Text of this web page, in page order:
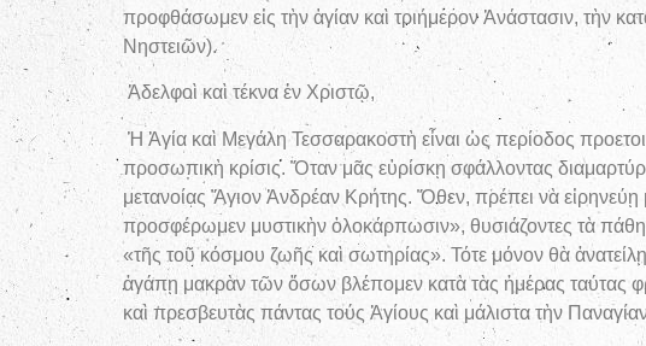
προφθάσωμεν εἰς τὴν ἁγίαν καὶ τριήμερον Ἀνάστασιν,
Νηστειῶν).
Ἀδελφοὶ καὶ τέκνα ἐν Χριστῷ,
Ἡ Ἁγία καὶ Μεγάλη Τεσσαρακοστὴ εἶναι ὡς περίοδος
προσωπικὴ κρίσις. Ὅταν μᾶς εὑρίσκῃ σφάλλοντας
μετανοίας Ἅγιον Ἀνδρέαν Κρήτης. Ὅθεν, πρέπει νὰ
προσφέρωμεν μυστικὴν ὁλοκάρπωσιν», θυσιάζοντες τὰ
«τῆς τοῦ κόσμου ζωῆς καὶ σωτηρίας». Τότε μόνον θὰ
ἀγάπῃ μακρὰν τῶν ὅσων βλέπομεν κατὰ τὰς ἡμέρας ταύτας
καὶ πρεσβευτὰς πάντας τούς Ἁγίους καὶ μάλιστα τὴν